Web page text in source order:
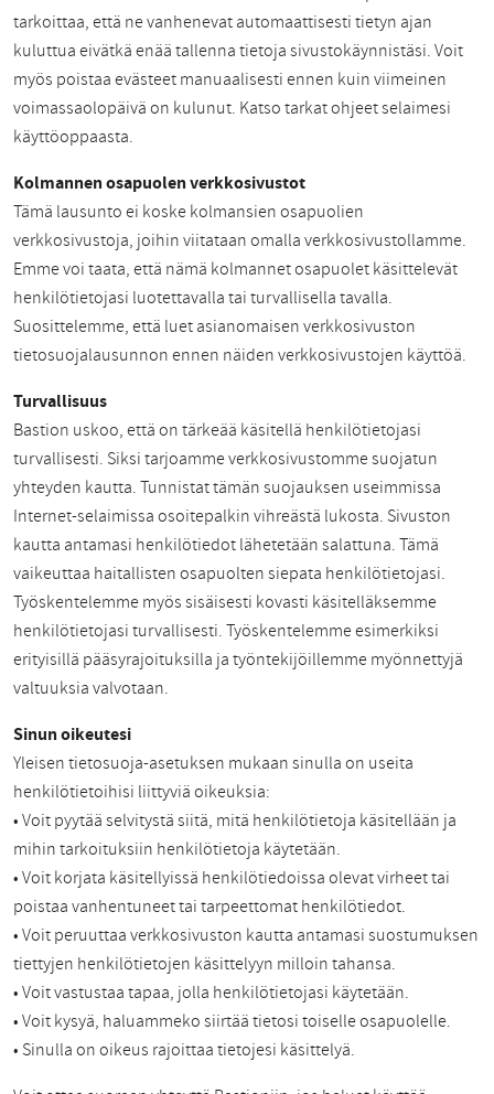
tarkoittaa, että ne vanhenevat automaattisesti tietyn ajan
kuluttua eivätkä enää tallenna tietoja sivustokäynnistäsi. Voit
myös poistaa evästeet manuaalisesti ennen kuin viimeinen
voimassaolopäivä on kulunut. Katso tarkat ohjeet selaimesi
käyttöoppaasta.
Kolmannen osapuolen verkkosivustot
Tämä lausunto ei koske kolmansien osapuolien
verkkosivustoja, joihin viitataan omalla verkkosivustollamme.
Emme voi taata, että nämä kolmannet osapuolet käsittelevät
henkilötietojasi luotettavalla tai turvallisella tavalla.
Suosittelemme, että luet asianomaisen verkkosivuston
tietosuojalausunnon ennen näiden verkkosivustojen käyttöä.
Turvallisuus
Bastion uskoo, että on tärkeää käsitellä henkilötietojasi
turvallisesti. Siksi tarjoamme verkkosivustomme suojatun
yhteyden kautta. Tunnistat tämän suojauksen useimmissa
Internet-selaimissa osoitepalkin vihreästä lukosta. Sivuston
kautta antamasi henkilötiedot lähetetään salattuna. Tämä
vaikeuttaa haitallisten osapuolten siepata henkilötietojasi.
Työskentelemme myös sisäisesti kovasti käsitelläksemme
henkilötietojasi turvallisesti. Työskentelemme esimerkiksi
erityisillä pääsyrajoituksilla ja työntekijöillemme myönnettyjä
valtuuksia valvotaan.
Sinun oikeutesi
Yleisen tietosuoja-asetuksen mukaan sinulla on useita
henkilötietoihisi liittyviä oikeuksia:
• Voit pyytää selvitystä siitä, mitä henkilötietoja käsitellään ja
mihin tarkoituksiin henkilötietoja käytetään.
• Voit korjata käsitellyissä henkilötiedoissa olevat virheet tai
poistaa vanhentuneet tai tarpeettomat henkilötiedot.
• Voit peruuttaa verkkosivuston kautta antamasi suostumuksen
tiettyjen henkilötietojen käsittelyyn milloin tahansa.
• Voit vastustaa tapaa, jolla henkilötietojasi käytetään.
• Voit kysyä, haluammeko siirtää tietosi toiselle osapuolelle.
• Sinulla on oikeus rajoittaa tietojesi käsittelyä.